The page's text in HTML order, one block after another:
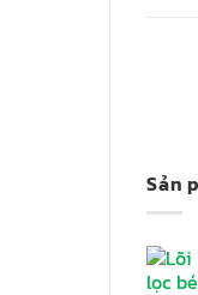
Sản